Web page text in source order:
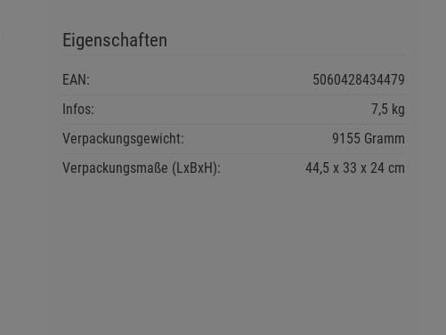
Eigenschaften
EAN:
5060428434479
Infos:
7,5 kg
Verpackungsgewicht:
9155 Gramm
Verpackungsmaße (LxBxH):
44,5 33 24cm